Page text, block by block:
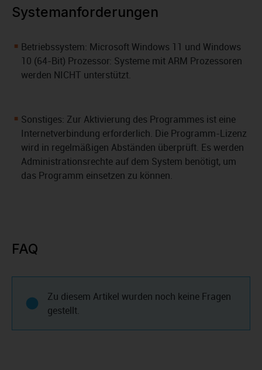
Systemanforderungen
Betriebssystem: Microsoft Windows 11 und Windows
10 (64-Bit) Prozessor: Systeme mit ARM Prozessoren
werden NICHT unterstützt.
Sonstiges: Zur Aktivierung des Programmes ist eine
Internetverbindung erforderlich. Die Programm-Lizenz
wird in regelmäßigen Abständen überprüft. Es werden
Administrationsrechte auf dem System benötigt, um
das Programm einsetzen zu können.
FAQ
Zu diesem Artikel wurden noch keine Fragen
gestellt.